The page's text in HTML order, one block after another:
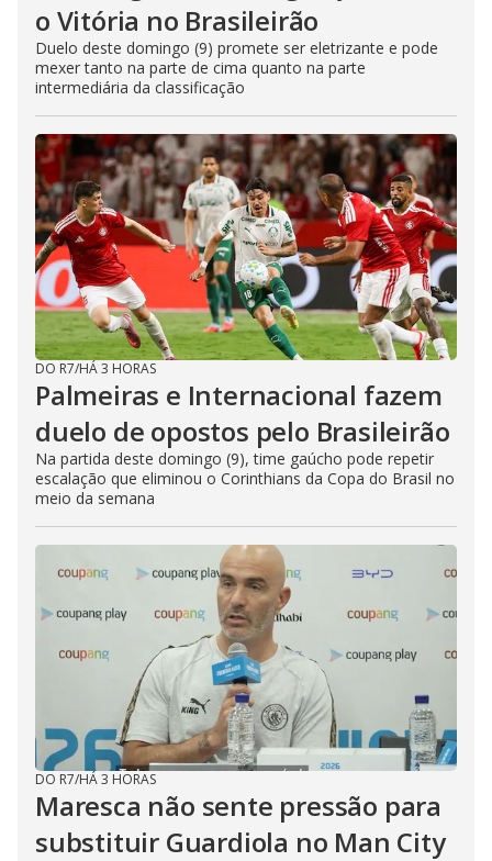
o Vitória no Brasileirão
Duelo deste domingo (9) promete ser eletrizante e pode
mexer tanto na parte de cima quanto na parte
intermediária da classificação
DO R7/HÁ 3 HORAS
Palmeiras e Internacional fazem
duelo de opostos pelo Brasileirão
Na partida deste domingo (9), time gaúcho pode repetir
escalação que eliminou o Corinthians da Copa do Brasil no
meio da semana
DO R7/HÁ 3 HORAS
Maresca não sente pressão para
substituir Guardiola no Man City